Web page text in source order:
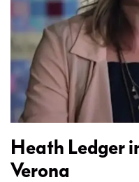
Heath Ledger
Verona